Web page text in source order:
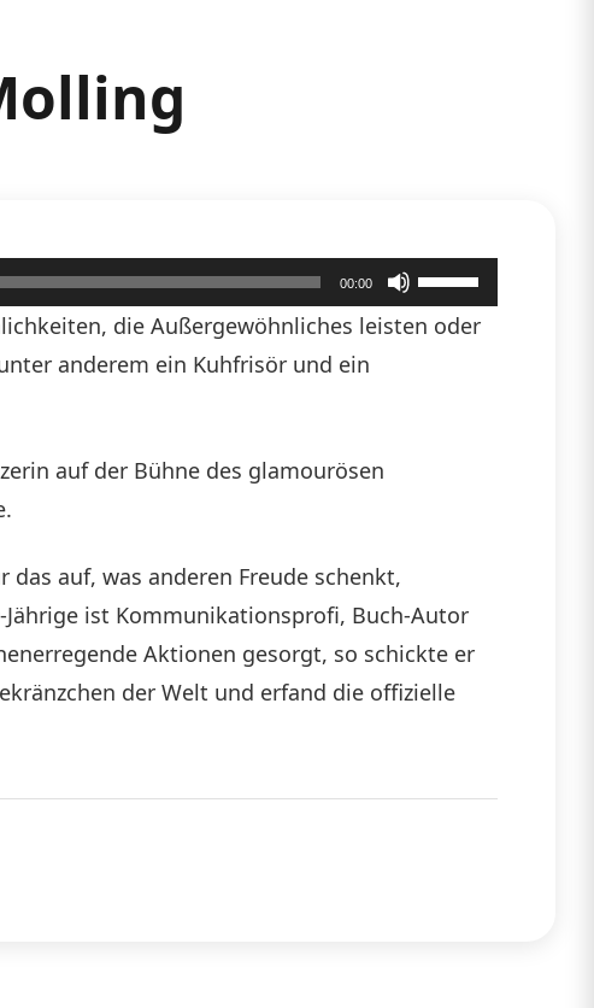
00:00
Pfeiltasten
Hoch/Runter
die Außergewöhnliches leisten oder
anderem ein Kuhfrisör und ein
auf der Bühne des glamourösen
auf, was anderen Freude schenkt,
ist Kommunikationsprofi, Buch-Autor
Aktionen gesorgt, so schickte er
der Welt und erfand die offizielle